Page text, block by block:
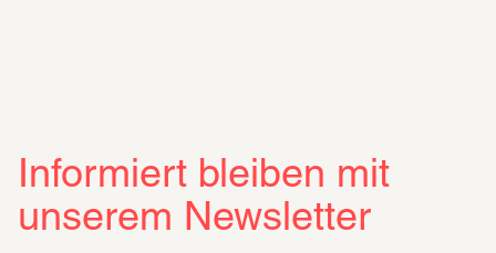
Informiert bleiben mit
unserem Newsletter